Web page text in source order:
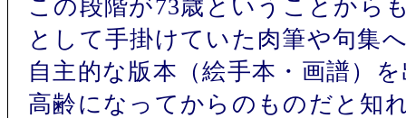
この段階が73歳ということから
として手掛けていた肉筆や句集
自主的な版本（絵手本・画譜）
高齢になってからのものだと知